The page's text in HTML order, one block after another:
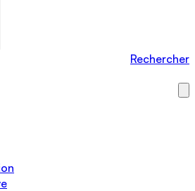
Rechercher